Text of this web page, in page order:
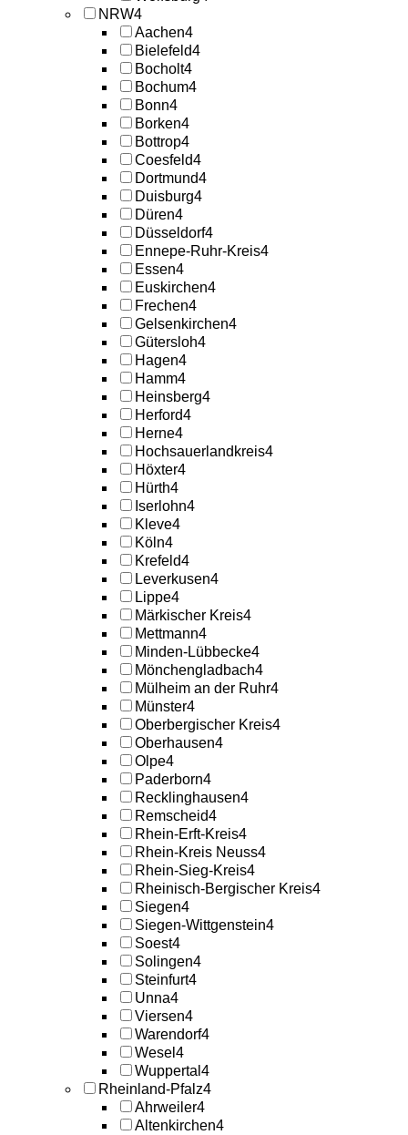
NRW4
Aachen4
Bielefeld4
Bocholt4
Bochum4
Bonn4
Borken4
Bottrop4
Coesfeld4
Dortmund4
Duisburg4
Düren4
Düsseldorf4
Ennepe-Ruhr-Kreis4
Essen4
Euskirchen4
Frechen4
Gelsenkirchen4
Gütersloh4
Hagen4
Hamm4
Heinsberg4
Herford4
Herne4
Hochsauerlandkreis4
Höxter4
Hürth4
Iserlohn4
Kleve4
Köln4
Krefeld4
Leverkusen4
Lippe4
Märkischer Kreis4
Mettmann4
Minden-Lübbecke4
Mönchengladbach4
Mülheim an der Ruhr4
Münster4
Oberbergischer Kreis4
Oberhausen4
Olpe4
Paderborn4
Recklinghausen4
Remscheid4
Rhein-Erft-Kreis4
Rhein-Kreis Neuss4
Rhein-Sieg-Kreis4
Rheinisch-Bergischer Kreis4
Siegen4
Siegen-Wittgenstein4
Soest4
Solingen4
Steinfurt4
Unna4
Viersen4
Warendorf4
Wesel 4
Wuppertal 4
Rheinland-Pfalz4
Ahrweiler4
Altenkirchen4